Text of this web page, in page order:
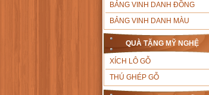
BẢNG VINH DANH ĐỒNG
BẢNG VINH DANH MÀU
QUÀ TẶNG MỸ NGHỆ
XÍCH LÔ GỖ
THÚ GHÉP GỖ